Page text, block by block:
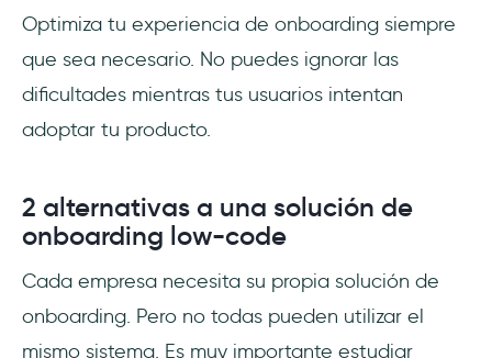
Optimiza tu experiencia de onboarding siempre
que sea necesario. No puedes ignorar las
dificultades mientras tus usuarios intentan
adoptar tu producto.
2 alternativas a una solución de
onboarding low-code
Cada empresa necesita su propia solución de
onboarding. Pero no todas pueden utilizar el
mismo sistema. Es muy importante estudiar